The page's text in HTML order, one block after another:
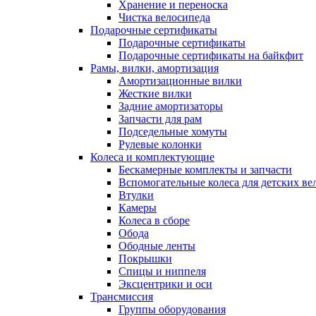
Хранение и переноска
Чистка велосипеда
Подарочные сертификаты
Подарочные сертификаты
Подарочные сертификаты на байкфит
Рамы, вилки, амортизация
Амортизационные вилки
Жесткие вилки
Задние амортизаторы
Запчасти для рам
Подседельные хомуты
Рулевые колонки
Колеса и комплектующие
Бескамерные комплекты и запчасти
Вспомогательные колеса для детских
Втулки
Камеры
Колеса в сборе
Обода
Ободные ленты
Покрышки
Спицы и ниппеля
Эксцентрики и оси
Трансмиссия
Группы оборудования